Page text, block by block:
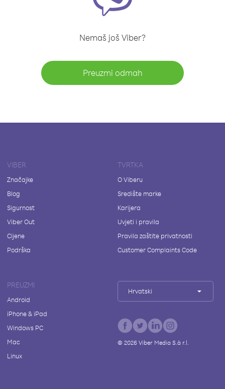
Nemaš još Viber?
Preuzmi odmah
VIBER
Značajke
Blog
Sigurnost
Viber Out
Cijene
Podrška
TVRTKA
O Viberu
Središte marke
Karijera
Uvjeti i pravila
Pravila zaštite privatnosti
Customer Complaints Code
PREUZMI
Android
iPhone & iPad
Windows PC
Mac
Linux
Hrvatski
© 2026Viber Media S.à r.l.